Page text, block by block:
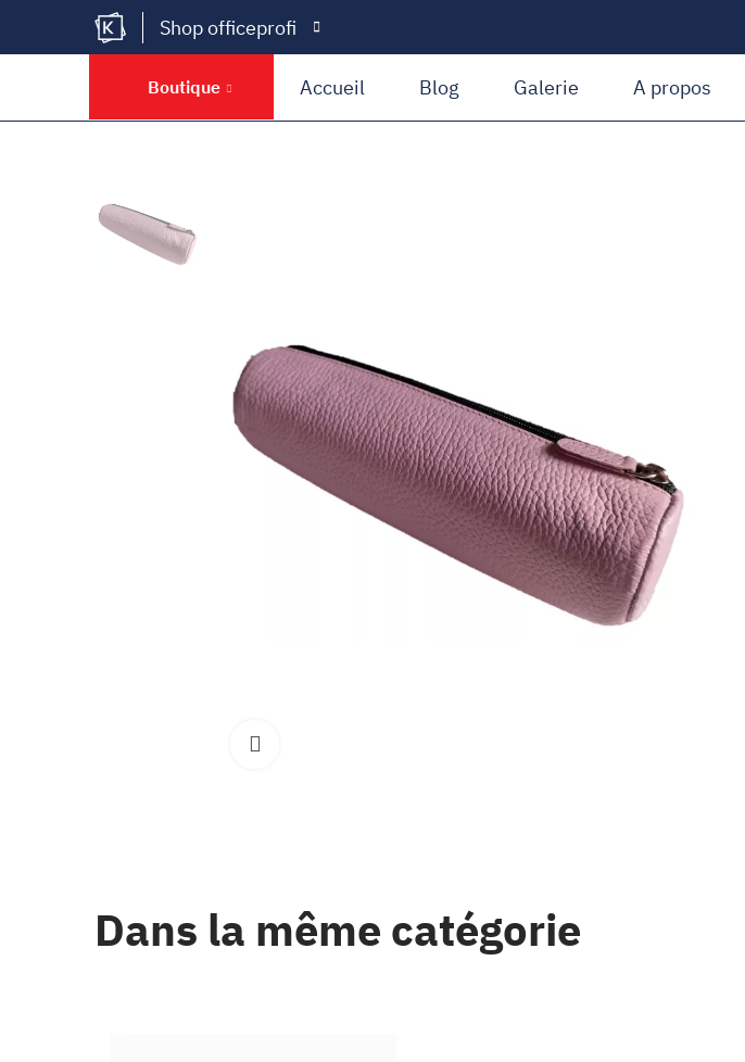
Shop officeprofi
Boutique Accueil Blog Galerie A propos
Dans la même catégorie